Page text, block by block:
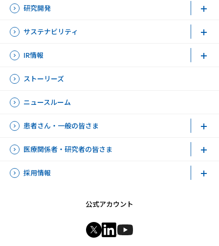
研究開発
サステナビリティ
IR情報
ストーリーズ
ニュースルーム
患者さん・一般の皆さま
医療関係者・研究者の皆さま
採用情報
公式アカウント
新規ウィンドウを開きます
新規ウィンドウを開きます
新規ウィンドウを開きます